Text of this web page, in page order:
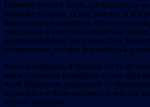
Первыми увели в лесок, где находилась
наиболее сильных на вид мужчин, и
приглушенные выстрелы, что привело
смертников в умопомрачающее
душераздирающий крик вызвали у
остервенение, которое выразилось в
Затем поочередно, в группах по 15-20
яме и остальных (пощадили только двух
Хаси Ходасевич, рожденных от
часам дня все было окончено, и яму, где
трупов, засыпали.